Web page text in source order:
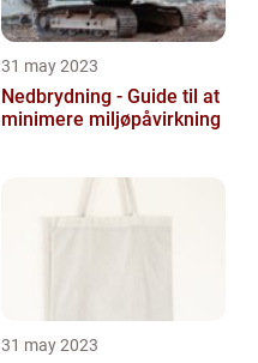
31 may 2023
Nedbrydning - Guide til at
minimere miljøpåvirkning
31 may 2023